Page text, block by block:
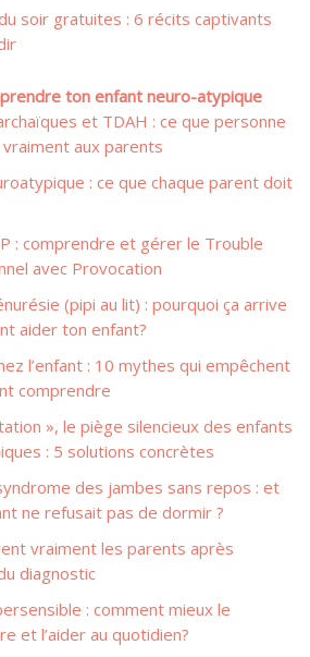
soir gratuites : 6 récits captivants
ton enfant neuro-atypique
et TDAH : ce que personne
vraiment aux parents
: ce que chaque parent doit
: comprendre et gérer le Trouble
avec Provocation
(pipi au lit) : pourquoi ça arrive
aider ton enfant?
l’enfant : 10 mythes qui empêchent
comprendre
», le piège silencieux des enfants
: 5 solutions concrètes
des jambes sans repos : et
ne refusait pas de dormir ?
vraiment les parents après
diagnostic
: comment mieux le
et l’aider au quotidien?